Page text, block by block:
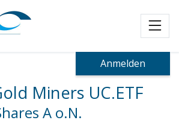
Anmelden
Miners UC.ETF
A o.N.